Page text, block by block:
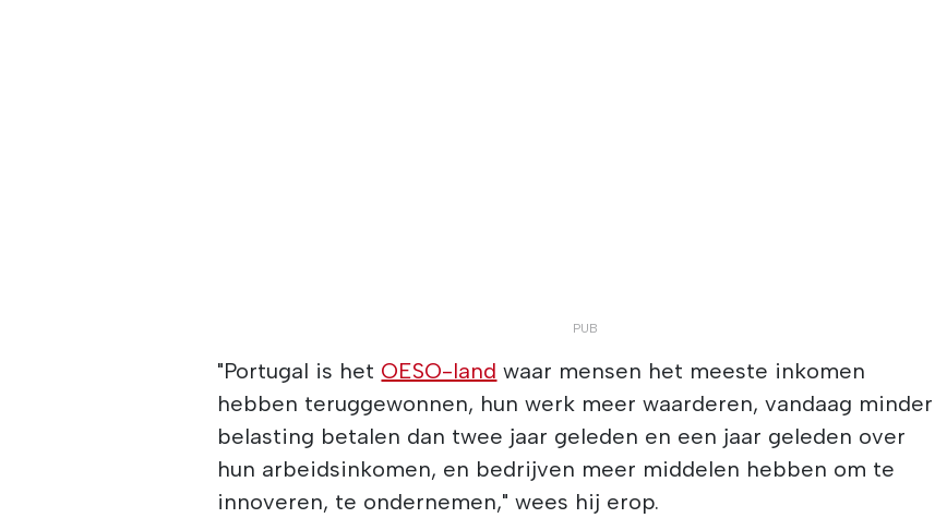
"Portugal is het OESO-land waar mensen het meeste inkomen
hebben teruggewonnen, hun werk meer waarderen, vandaag minder
belasting betalen dan twee jaar geleden en een jaar geleden over
hun arbeidsinkomen, en bedrijven meer middelen hebben om te
innoveren, te ondernemen," wees hij erop.